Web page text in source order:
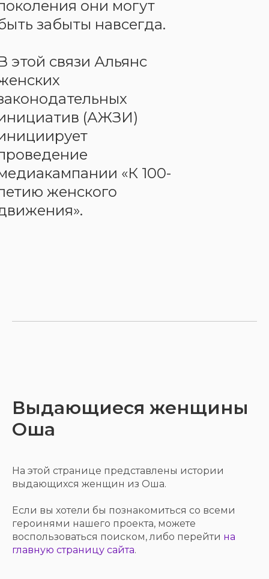
они могут
забыты навсегда.
этой связи Альянс
(АЖЗИ)
«К 100-
женского
Выдающиеся женщины
Оша
На этой странице представлены истории
выдающихся женщин из Оша.
Если вы хотели бы познакомиться со всеми
героинями нашего проекта, можете
воспользоваться поиском, либо перейти на
главную страницу сайта.